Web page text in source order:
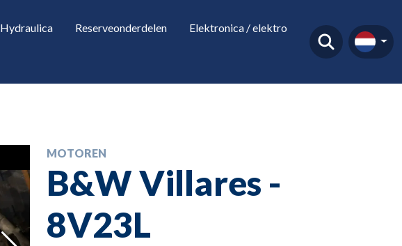
Hydraulica Reserveonderdelen Elektronica / elektro
MOTOREN
B&W Villares -
8V23L